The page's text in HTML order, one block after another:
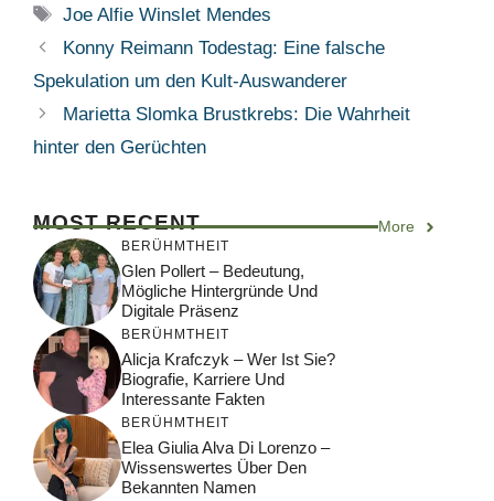
Tags
Joe Alfie Winslet Mendes
Konny Reimann Todestag: Eine falsche
Spekulation um den Kult-Auswanderer
Marietta Slomka Brustkrebs: Die Wahrheit
hinter den Gerüchten
MOST RECENT More
BERÜHMTHEIT
Glen Pollert – Bedeutung,
Mögliche Hintergründe Und
Digitale Präsenz
BERÜHMTHEIT
Alicja Krafczyk – Wer Ist Sie?
Biografie, Karriere Und
Interessante Fakten
BERÜHMTHEIT
Elea Giulia Alva Di Lorenzo –
Wissenswertes Über Den
Bekannten Namen